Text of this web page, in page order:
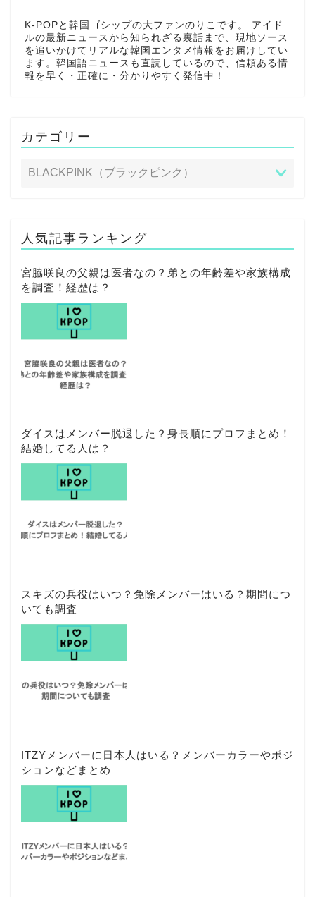
K-POPと韓国ゴシップの大ファンのりこです。 アイド
ルの最新ニュースから知られざる裏話まで、現地ソース
を追いかけてリアルな韓国エンタメ情報をお届けしてい
ます。韓国語ニュースも直読しているので、信頼ある情
報を早く・正確に・分かりやすく発信中！
カテゴリー
人気記事ランキング
宮脇咲良の父親は医者なの？弟との年齢差や家族構成
を調査！経歴は？
ダイスはメンバー脱退した？身長順にプロフまとめ！
結婚してる人は？
スキズの兵役はいつ？免除メンバーはいる？期間につ
いても調査
ITZYメンバーに日本人はいる？メンバーカラーやポジ
ションなどまとめ